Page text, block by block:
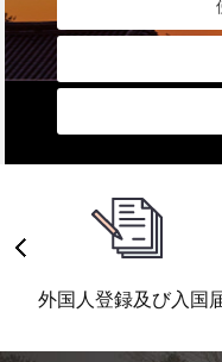
外国人登録及び入国